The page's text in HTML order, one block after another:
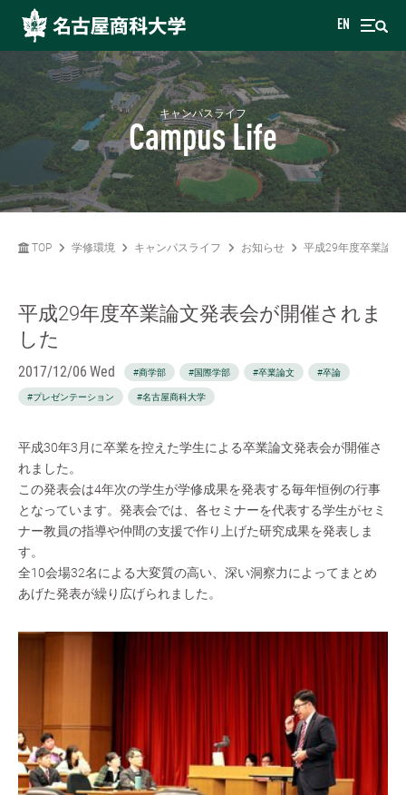
EN
キャンパスライフ
Campus Life
TOP 学修環境 キャンパスライフ お知らせ 平成29年度卒業論
平成29年度卒業論文発表会が開催されま
した
2017/12/06 Wed #商学部 #国際学部 #卒業論文 #卒論
#プレゼンテーション #名古屋商科大学
平成30年3月に卒業を控えた学生による卒業論文発表会が開催さ
れました。
この発表会は4年次の学生が学修成果を発表する毎年恒例の行事
となっています。発表会では、各セミナーを代表する学生がセミ
ナー教員の指導や仲間の支援で作り上げた研究成果を発表しま
す。
全10会場32名による大変質の高い、深い洞察力によってまとめ
あげた発表が繰り広げられました。